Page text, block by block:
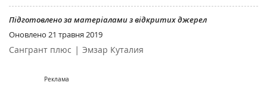
Підготовлено за матеріалами з відкритих джерел
Оновлено 21 травня 2019
Сангрант плюс | Эмзар Куталия
Реклама